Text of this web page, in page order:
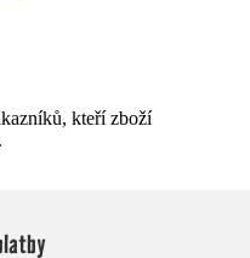
kteří zboží